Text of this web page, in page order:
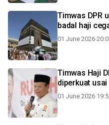
Timwas DPR
badal haji
01 June 2026
Timwas Haji
diperkuat
01 June 2026